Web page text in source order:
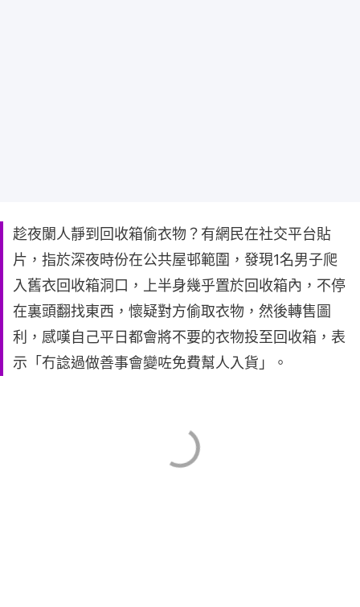
趁夜闌人靜到回收箱偷衣物？有網民在社交平台貼
片，指於深夜時份在公共屋邨範圍，發現1名男子爬
入舊衣回收箱洞口，上半身幾乎置於回收箱內，不停
在裏頭翻找東西，懷疑對方偷取衣物，然後轉售圖
利，感嘆自己平日都會將不要的衣物投至回收箱，表
示「冇諗過做善事會變咗免費幫人入貨」。